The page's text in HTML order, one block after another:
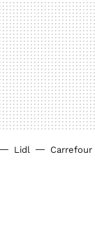
Lidl Carrefour